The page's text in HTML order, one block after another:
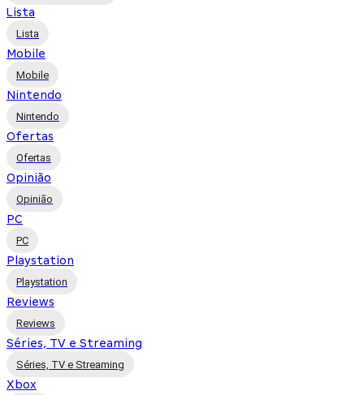
Lista
Lista
Mobile
Mobile
Nintendo
Nintendo
Ofertas
Ofertas
Opinião
Opinião
PC
PC
Playstation
Playstation
Reviews
Reviews
Séries, TV e Streaming
Séries, TV e Streaming
Xbox